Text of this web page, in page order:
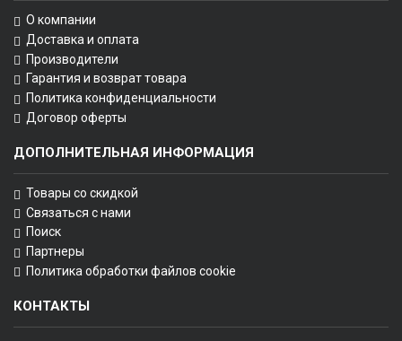
О компании
Доставка и оплата
Производители
Гарантия и возврат товара
Политика конфиденциальности
Договор оферты
ДОПОЛНИТЕЛЬНАЯ ИНФОРМАЦИЯ
Товары со скидкой
Связаться с нами
Поиск
Партнеры
Политика обработки файлов cookie
КОНТАКТЫ